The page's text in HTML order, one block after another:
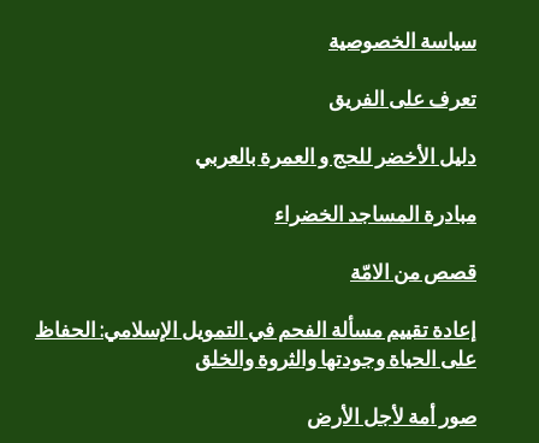
سياسة الخصوصية
تعرف على الفريق
دليل الأخضر للحج و العمرة بالعربي
مبادرة المساجد الخضراء
قصص من الامّة
إعادة تقييم مسألة الفحم في التمويل الإسلامي: الحفاظ
على الحياة وجودتها والثروة والخلق
صور أمة لأجل الأرض